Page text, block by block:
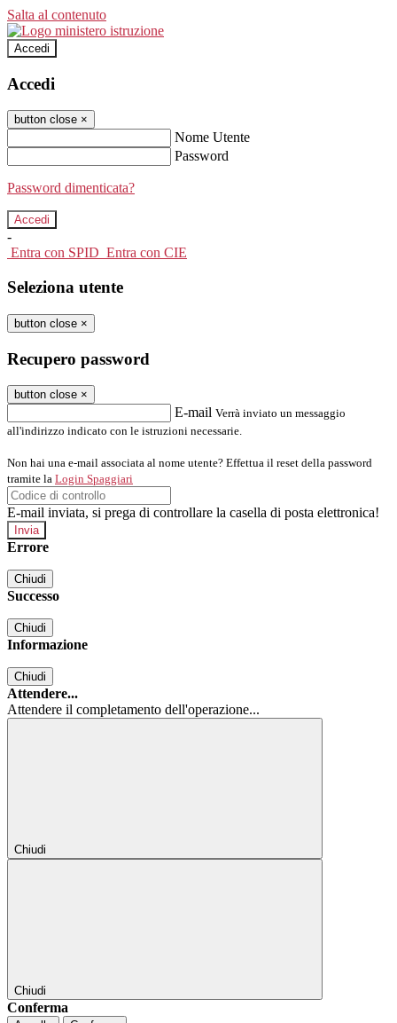
Salta al contenuto
Accedi
Accedi
button close ×
Nome Utente
Password
Password dimenticata?
-
Entra con SPID Entra con CIE
Seleziona utente
button close ×
Recupero password
button close ×
E-mail Verrà inviato un messaggio
all'indirizzo indicato con le istruzioni necessarie.
Non hai una e-mail associata al nome utente? Effettua il reset della password
tramite la Login Spaggiari
E-mail inviata, si prega di controllare la casella di posta elettronica!
Errore
Chiudi
Successo
Chiudi
Informazione
Chiudi
Attendere...
Attendere il completamento dell'operazione...
Chiudi
Chiudi
Conferma